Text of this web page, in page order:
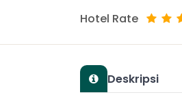
Hotel Rate
Deskripsi